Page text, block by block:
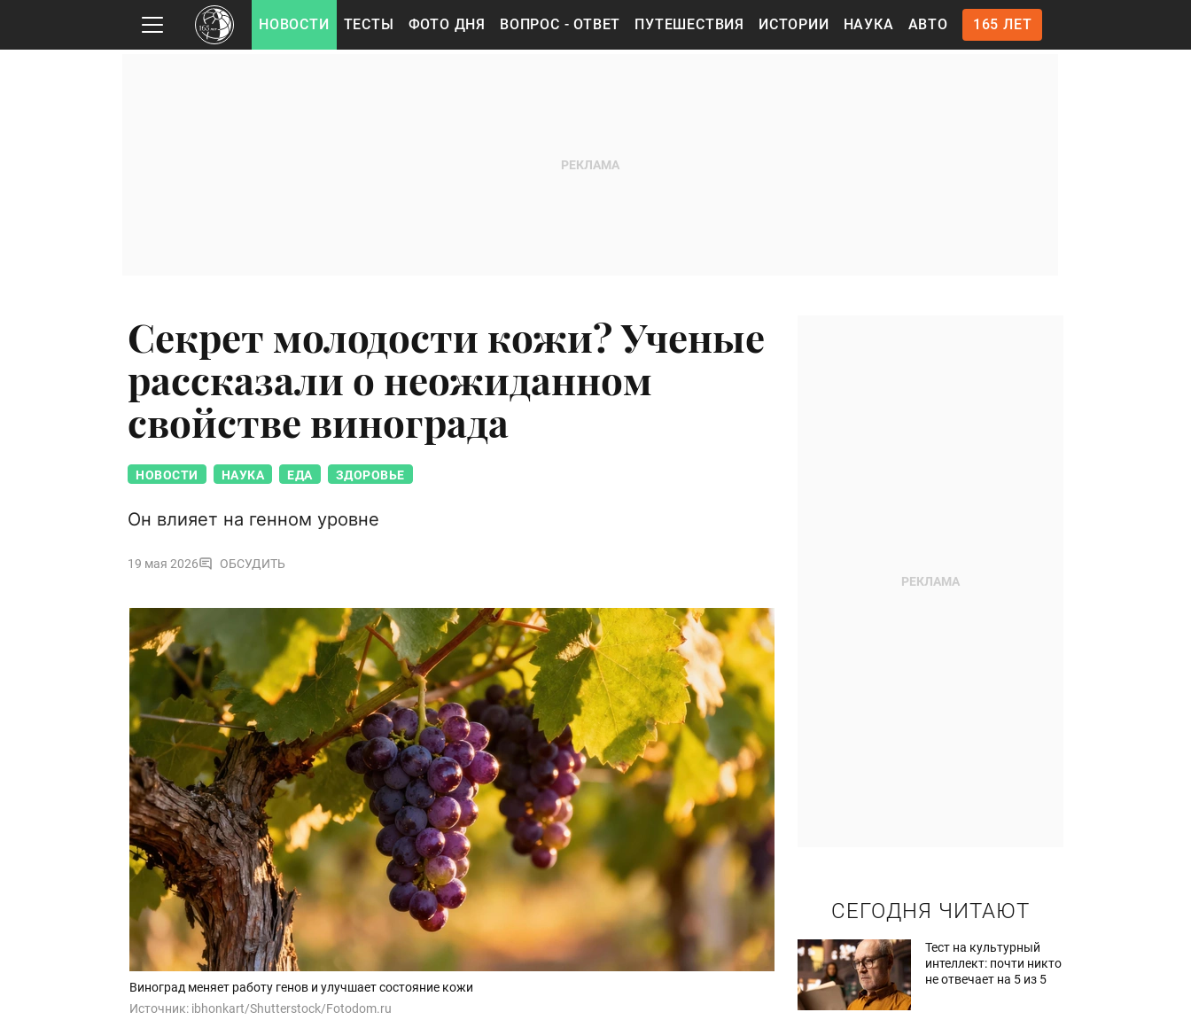
НОВОСТИ ТЕСТЫ ФОТО ДНЯ ВОПРОС - ОТВЕТ ПУТЕШЕСТВИЯ ИСТОРИИ НАУКА АВТО 165 ЛЕТ
Секрет молодости кожи? Ученые
рассказали о неожиданном
свойстве винограда
НОВОСТИ НАУКА ЕДА ЗДОРОВЬЕ
Он влияет на генном уровне
19 мая 2026 ОБСУДИТЬ
Виноград меняет работу генов и улучшает состояние кожи
Источник: ibhonkart/Shutterstock/Fotodom.ru
СЕГОДНЯ ЧИТАЮТ
Тест на культурный
интеллект: почти никто
не отвечает на 5 из 5